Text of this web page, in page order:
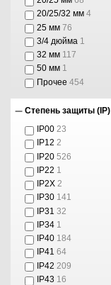
20/25/32 мм 4
25 мм 76
3/4 дюйма 1
32 мм 117
50 мм 1
Прочее 454
Степень защиты (IP)
IP00 23
IP12 2
IP20 526
IP22 1
IP2X 2
IP30 141
IP31 32
IP34 1
IP40 184
IP41 64
IP42 209
IP43 16